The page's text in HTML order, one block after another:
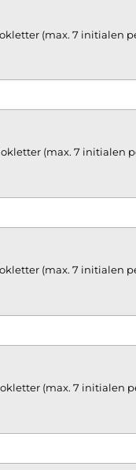
(max. 7 initialen
(max. 7 initialen
(max. 7 initialen
(max. 7 initialen